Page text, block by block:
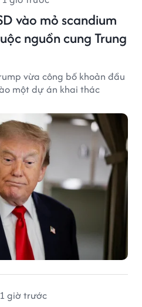
vào mỏ scandium
nguồn cung Trung
vừa công bố khoản đầu
một dự án khai thác
1 giờ trước